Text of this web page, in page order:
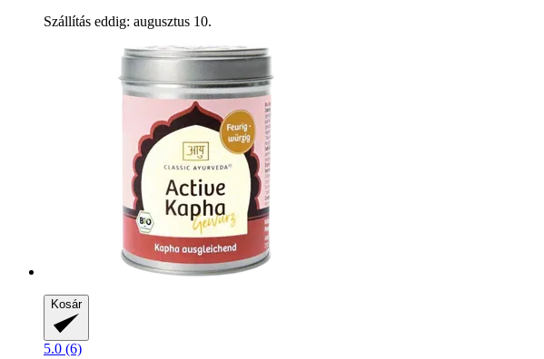
Szállítás eddig: augusztus 10.
Kosár
5.0 (6)